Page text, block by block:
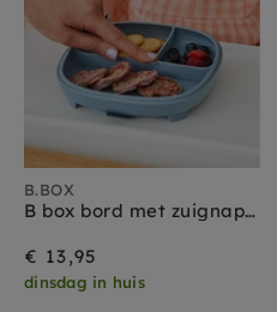
B.BOX
B box bord met zuignap 2 in 1 ocean
€ 13,95
dinsdag in huis